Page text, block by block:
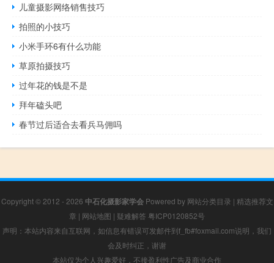
儿童摄影网络销售技巧
拍照的小技巧
小米手环6有什么功能
草原拍摄技巧
过年花的钱是不是
拜年磕头吧
春节过后适合去看兵马佣吗
Copyright © 2012 - 2026 中石化摄影家学会Powered by 网站分类目录 | 精选推荐文
章 | 网站地图 | 疑难解答 粤ICP0120852号
声明：本站内容来自互联网，如信息有错误可发邮件到f_fb#foxmail.com说明，我们
会及时纠正，谢谢
本站仅为个人兴趣爱好，不接盈利性广告及商业合作